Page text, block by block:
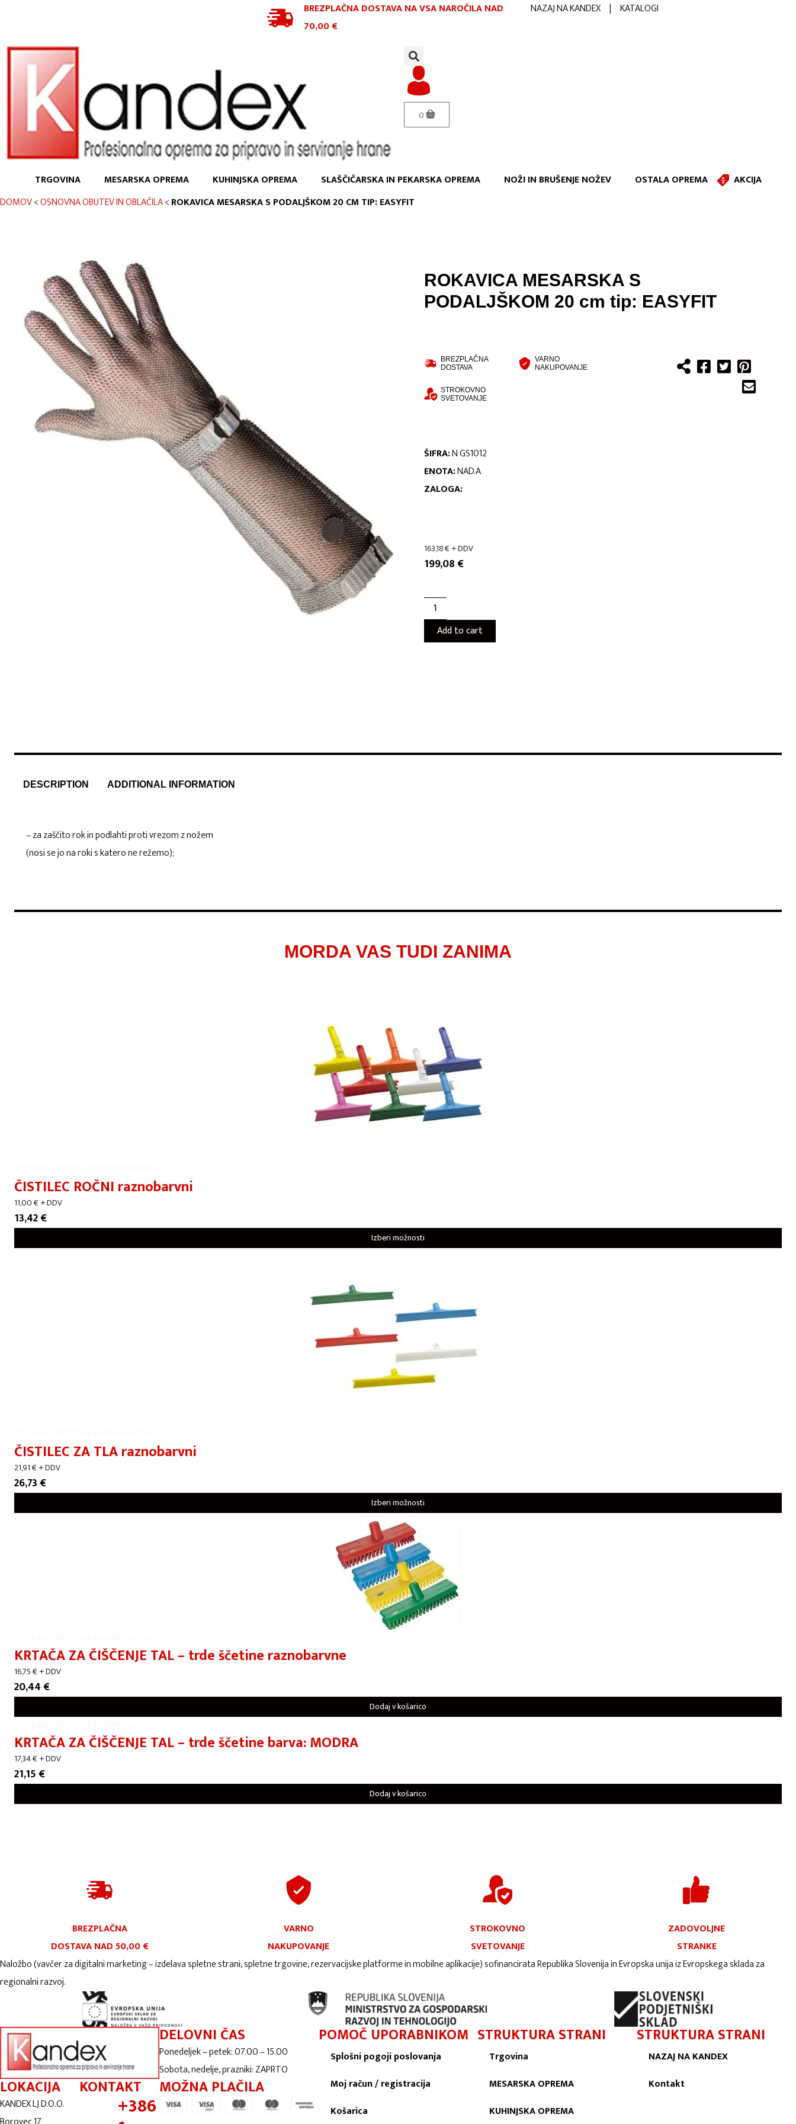
BREZPLAČNA DOSTAVA NA VSA NAROČILANAD
70,00 €
NAZAJ NA KANDEX | KATALOGI
0
TRGOVINA MESARSKA OPREMA KUHINJSKA OPREMA SLAŠČIČARSKA IN PEKARSKA OPREMA NOŽI IN BRUŠENJE NOŽEV OSTALA OPREMA
AKCIJA
DOMOV<OSNOVNA OBUTEV IN OBLAČILA<ROKAVICA MESARSKA S PODALJŠKOM 20 CM TIP: EASYFIT
ROKAVICA MESARSKA S
PODALJŠKOM 20 cm tip: EASYFIT
BREZPLAČNA
DOSTAVA
VARNO
NAKUPOVANJE
STROKOVNO
SVETOVANJE
ŠIFRA:N GS1012
ENOTA:NAD.A
ZALOGA:
163,18€+ DDV
199,08 €
Add to cart
DESCRIPTION ADDITIONAL INFORMATION
– za zaščito rok in podlahti proti vrezom z nožem
(nosi se jo na roki s katero ne režemo);
MORDA VAS TUDI ZANIMA
ČISTILEC ROČNI raznobarvni
11,00€+ DDV
13,42€
Izberi možnosti
ČISTILEC ZA TLA raznobarvni
21,91€+ DDV
26,73 €
Izberi možnosti
KRTAČA ZA ČIŠČENJE TAL – trde ščetine raznobarvne
16,75€+ DDV
20,44 €
Dodaj v košarico
KRTAČA ZA ČIŠČENJE TAL – trde ščetine barva: MODRA
17,34€+ DDV
21,15 €
Dodaj v košarico
BREZPLAČNA
DOSTAVA NAD 50,00 €
VARNO
NAKUPOVANJE
STROKOVNO
SVETOVANJE
ZADOVOLJNE
STRANKE
Naložbo (vavčer za digitalni marketing – izdelava spletne strani, spletne trgovine, rezervacijske platforme in mobilne aplikacije) sofinancirata Republika Slovenija in Evropska unija iz Evropskega sklada za
regionalni razvoj.
LOKACIJA
KANDEX LJ D.O.O.
KONTAKT
+386
DELOVNI ČAS
Ponedeljek – petek: 07.00 – 15.00
Sobota, nedelje, prazniki: ZAPRTO
MOŽNA PLAČILA
POMOČ UPORABNIKOM
Splošni pogoji poslovanja
Moj račun / registracija
Košarica
STRUKTURA STRANI
Trgovina
MESARSKA OPREMA
KUHINJSKA OPREMA
STRUKTURA STRANI
NAZAJ NA KANDEX
Kontakt